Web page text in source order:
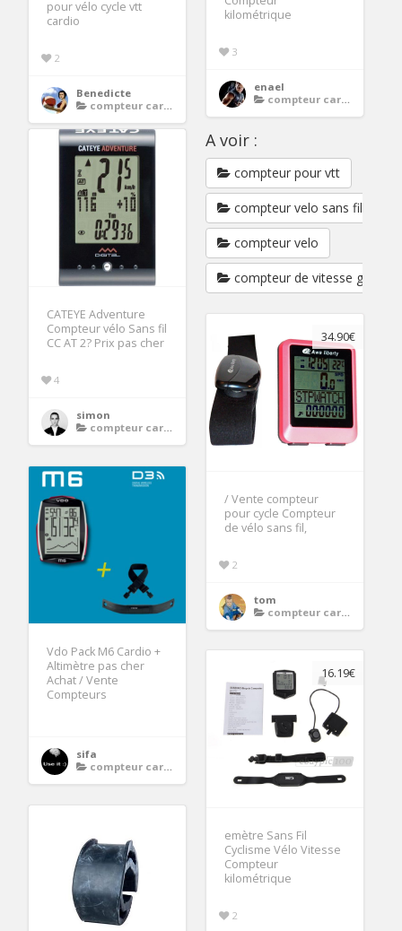
kilométrique
3
enael
compteur cardio velo
pour vélo cycle vtt
cardio
2
Benedicte
compteur cardio velo
A voir :
compteur pour vtt
compteur velo sans fil
compteur velo
compteur de vitesse gps
CATEYE Adventure
Compteur vélo Sans fil
CC AT 2? Prix pas cher
4
simon
compteur cardio velo
34.90€
/ Vente compteur
pour cycle Compteur
de vélo sans fil,
2
tom
compteur cardio velo
Vdo Pack M6 Cardio +
Altimètre pas cher
Achat / Vente
Compteurs
sifa
compteur cardio velo
16.19€
emètre Sans Fil
Cyclisme Vélo Vitesse
Compteur
kilométrique
2